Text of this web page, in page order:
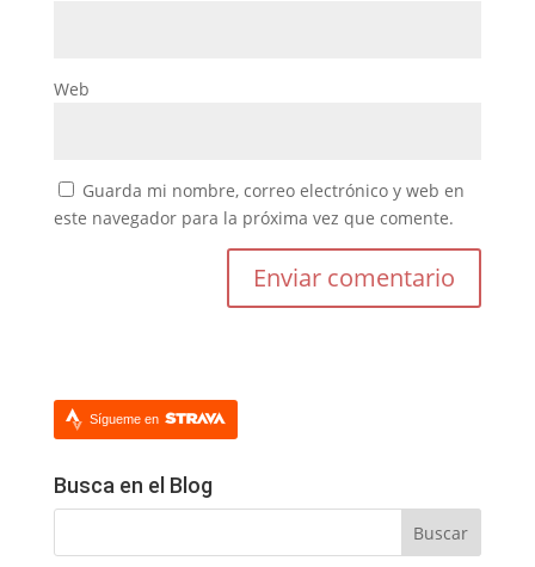
Web
Guarda mi nombre, correo electrónico y web en
este navegador para la próxima vez que comente.
Sígueme en
Busca en el Blog